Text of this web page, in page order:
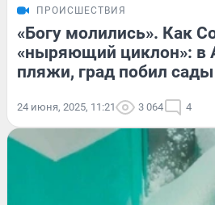
ПРОИСШЕСТВИЯ
«Богу молились». Как
«ныряющий циклон»: в
пляжи, град побил сады
24 июня, 2025, 11:21 3 064 4